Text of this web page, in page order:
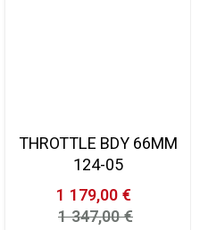
THROTTLE BDY 66MM
124-05
1 179,00 €
1 347,00 €